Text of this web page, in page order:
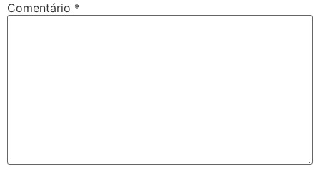
Comentário *